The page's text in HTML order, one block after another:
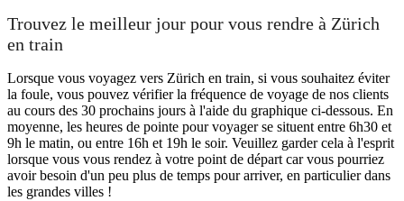
Trouvez le meilleur jour pour vous rendre à Zürich
en train
Lorsque vous voyagez vers Zürich en train, si vous souhaitez éviter
la foule, vous pouvez vérifier la fréquence de voyage de nos clients
au cours des 30 prochains jours à l'aide du graphique ci-dessous. En
moyenne, les heures de pointe pour voyager se situent entre 6h30 et
9h le matin, ou entre 16h et 19h le soir. Veuillez garder cela à l'esprit
lorsque vous vous rendez à votre point de départ car vous pourriez
avoir besoin d'un peu plus de temps pour arriver, en particulier dans
les grandes villes !